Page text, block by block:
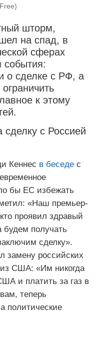
шторм,
на спад, в
сферах
события:
о сделке с РФ, а
к этому
сделку с Россией
Кеннес в беседе с
бы ЕС избежать
«Наш премьер-
проявил здравый
будем получать
сделку».
замену российских
из США: «Им никогда
и платить за газ в
теперь
политические